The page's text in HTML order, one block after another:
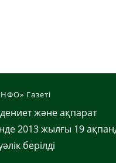
Газеті
және ақпарат
2013 жылғы 19
берілді